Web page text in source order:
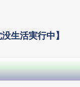
生活実行中】